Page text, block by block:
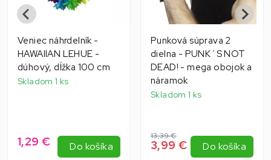
Veniec náhrdelník -
HAWAIIAN LEHUE -
dúhový, dĺžka 100 cm
Skladom 1 ks
1,29 € Do košíka
Punková súprava 2
dielna - PUNK´S NOT
DEAD! - mega obojok a
náramok
Skladom 1 ks
13,39 €
3,99 € Do košíka